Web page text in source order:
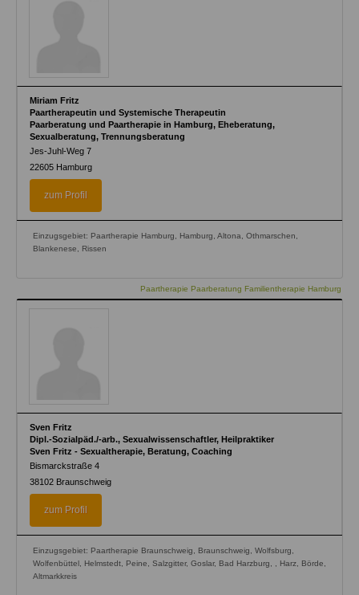
Miriam Fritz
Paartherapeutin und Systemische Therapeutin
Paarberatung und Paartherapie in Hamburg, Eheberatung,
Sexualberatung, Trennungsberatung
Jes-Juhl-Weg 7
22605 Hamburg
zum Profil
Einzugsgebiet: Paartherapie Hamburg, Hamburg, Altona, Othmarschen,
Blankenese, Rissen
Paartherapie Paarberatung Familientherapie Hamburg
Sven Fritz
Dipl.-Sozialpäd./-arb., Sexualwissenschaftler, Heilpraktiker
Sven Fritz - Sexualtherapie, Beratung, Coaching
Bismarckstraße 4
38102 Braunschweig
zum Profil
Einzugsgebiet: Paartherapie Braunschweig, Braunschweig, Wolfsburg,
Wolfenbüttel, Helmstedt, Peine, Salzgitter, Goslar, Bad Harzburg, , Harz, Börde,
Altmarkkreis